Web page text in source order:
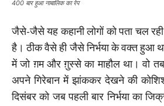
400 बार हुआ नाबालिक का रेप
जैसे-जैसे यह कहानी लोगों को पता चल
है। ठीक वैसे ही जैसे निर्भया के वक्त हुआ
में जो ग़म और ग़ुस्से का माहौल था। वो
अपने गिरेबान में झांककर देखने की
दिसंबर को जब पहली बार निर्भया का